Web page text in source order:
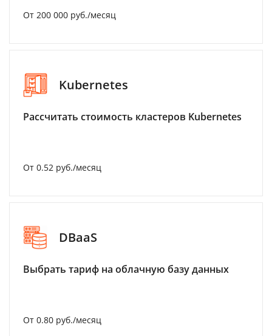
От 200 000 руб./месяц
Kubernetes
Рассчитать стоимость кластеров Kubernetes
От 0.52 руб./месяц
DBaaS
Выбрать тариф на облачную базу данных
От 0.80 руб./месяц